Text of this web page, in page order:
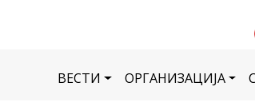
ВЕСТИ ОРГАНИЗАЦИЈА